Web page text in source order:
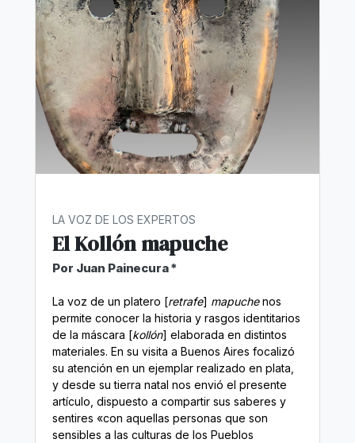
LA VOZ DE LOS EXPERTOS
El Kollón mapuche
Por Juan Painecura *
La voz de un platero [retrafe] mapuchenos
permite conocer la historia y rasgos identitarios
de la máscara [kollón] elaborada en distintos
materiales. En su visita a Buenos Aires focalizó
su atención en un ejemplar realizado en plata,
y desde su tierra natal nos envió el presente
artículo, dispuesto a compartir sus saberes y
sentires «con aquellas personas que son
sensibles a las culturas de los Pueblos